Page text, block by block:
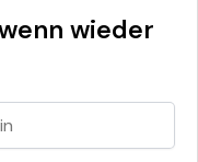
wieder